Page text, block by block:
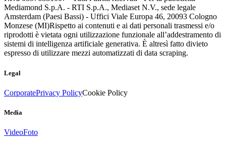
Mediamond S.p.A. - RTI S.p.A., Mediaset N.V., sede legale
Amsterdam (Paesi Bassi) - Uffici Viale Europa 46, 20093 Cologno
Monzese (MI)Rispetto ai contenuti e ai dati personali trasmessi e/o
riprodotti è vietata ogni utilizzazione funzionale all’addestramento di
sistemi di intelligenza artificiale generativa. È altresì fatto divieto
espresso di utilizzare mezzi automatizzati di data scraping.
Legal
CorporatePrivacy PolicyCookie Policy
Media
VideoFoto